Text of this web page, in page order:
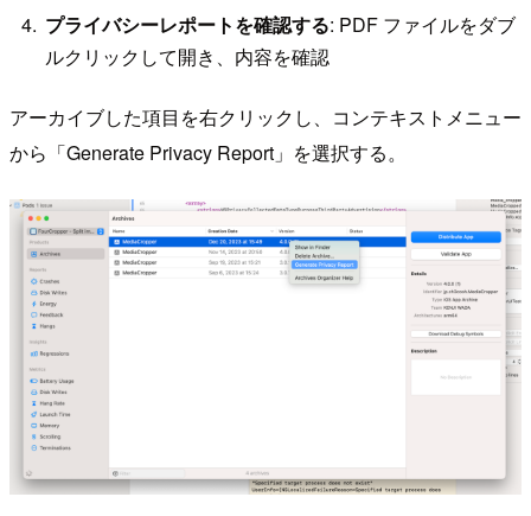
プライバシーレポートを確認する: PDF ファイルをダブ
ルクリックして開き、内容を確認
アーカイブした項目を右クリックし、コンテキストメニュー
から「Generate Privacy Report」を選択する。